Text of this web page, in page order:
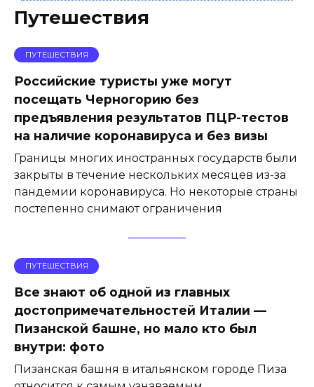
Путешествия
ПУТЕШЕСТВИЯ
Российские туристы уже могут
посещать Черногорию без
предъявления результатов ПЦР-тестов
на наличие коронавируса и без визы
Границы многих иностранных государств были
закрыты в течение нескольких месяцев из-за
пандемии коронавируса. Но некоторые страны
постепенно снимают ограничения
ПУТЕШЕСТВИЯ
Все знают об одной из главных
достопримечательностей Италии —
Пизанской башне, но мало кто был
внутри: фото
Пизанская башня в итальянском городе Пиза